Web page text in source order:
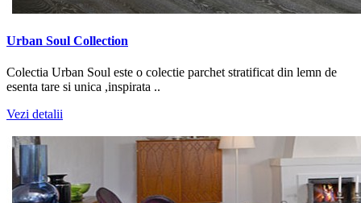
Urban Soul Collection
Colectia Urban Soul este o colectie parchet stratificat din lemn de
esenta tare si unica ,inspirata ..
Vezi detalii